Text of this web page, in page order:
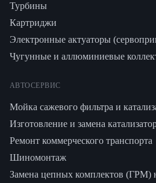
Турбины
Картриджи
Электронные актуаторы
Чугунные и аллюминиевые
АВТОСЕРВИС
Мойка сажевого фильтра и
Изготовление и замена
Ремонт коммерческого транспорта
Шиномонтаж
Замена цепных комплектов (ГРМ)